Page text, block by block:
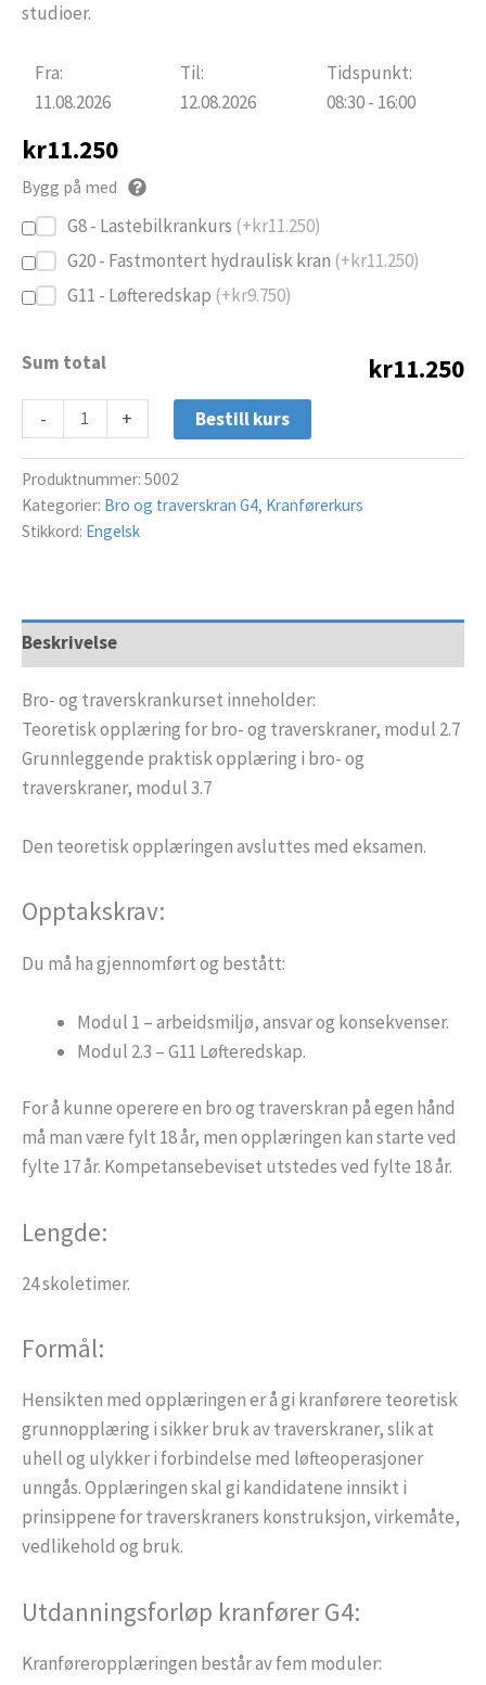
studioer.
Fra:
11.08.2026
Til:
12.08.2026
Tidspunkt:
08:30 - 16:00
kr11.250
Bygg på med
G8 - Lastebilkrankurs (+kr11.250)
G20 - Fastmontert hydraulisk kran (+kr11.250)
G11 - Løfteredskap (+kr9.750)
Sum total kr11.250
- + Bestill kurs
Produktnummer: 5002
Kategorier: Bro og traverskran G4, Kranførerkurs
Stikkord: Engelsk
Beskrivelse
Bro- og traverskrankurset inneholder:
Teoretisk opplæring for bro- og traverskraner, modul 2.7
Grunnleggende praktisk opplæring i bro- og
traverskraner, modul 3.7
Den teoretisk opplæringen avsluttes med eksamen.
Opptakskrav:
Du må ha gjennomført og bestått:
Modul 1 – arbeidsmiljø, ansvar og konsekvenser.
Modul 2.3 – G11 Løfteredskap.
For å kunne operere en bro og traverskran på egen hånd
må man være fylt 18 år, men opplæringen kan starte ved
fylte 17 år. Kompetansebeviset utstedes ved fylte 18 år.
Lengde:
24 skoletimer.
Formål:
Hensikten med opplæringen er å gi kranførere teoretisk
grunnopplæring i sikker bruk av traverskraner, slik at
uhell og ulykker i forbindelse med løfteoperasjoner
unngås. Opplæringen skal gi kandidatene innsikt i
prinsippene for traverskraners konstruksjon, virkemåte,
vedlikehold og bruk.
Utdanningsforløp kranfører G4:
Kranføreropplæringen består av fem moduler: